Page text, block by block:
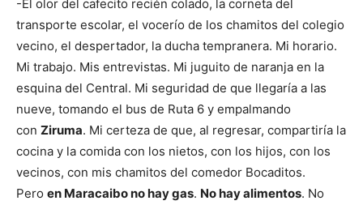
-El olor del cafecito recién colado, la corneta del
transporte escolar, el vocerío de los chamitos del colegio
vecino, el despertador, la ducha tempranera. Mi horario.
Mi trabajo. Mis entrevistas. Mi juguito de naranja en la
esquina del Central. Mi seguridad de que llegaría a las
nueve, tomando el bus de Ruta 6 y empalmando
con Ziruma. Mi certeza de que, al regresar, compartiría la
cocina y la comida con los nietos, con los hijos, con los
vecinos, con mis chamitos del comedor Bocaditos.
Pero en Maracaibo no hay gas. No hay alimentos. No